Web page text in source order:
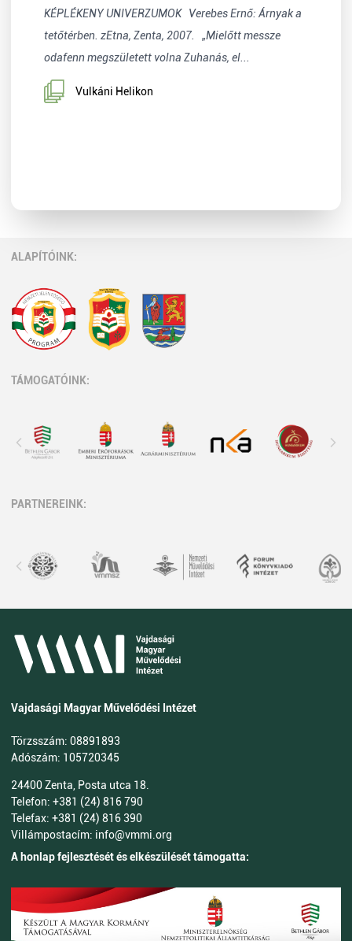
KÉPLÉKENY UNIVERZUMOK Verebes Ernő: Árnyak a
tetőtérben. zEtna, Zenta, 2007. „Mielőtt messze
odafenn megszületett volna Zuhanás, el...
Vulkáni Helikon
ALAPÍTÓINK:
TÁMOGATÓINK:
PARTNEREINK:
Vajdasági Magyar Művelődési Intézet
Törzsszám: 08891893
Adószám: 105720345
24400 Zenta, Posta utca 18.
Telefon: +381 (24) 816 790
Telefax: +381 (24) 816 390
Villámpostacím: info@vmmi.org
A honlap fejlesztését és elkészülését támogatta: